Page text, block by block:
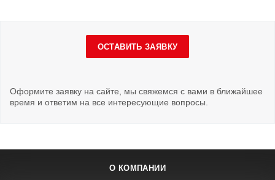
ОСТАВИТЬ ЗАЯВКУ
Оформите заявку на сайте, мы свяжемся с вами в ближайшее
время и ответим на все интересующие вопросы.
О КОМПАНИИ